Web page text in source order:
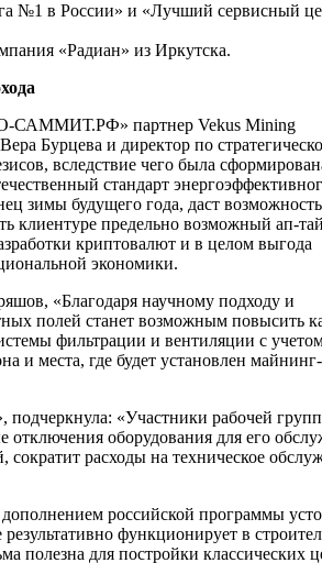
№1 в России» и «Лучший сервисный
«Радиан» из Иркутска.
САММИТ.РФ» партнер Vekus Mining
Бурцева и директор по
вследствие чего была
стандарт
зимы будущего года, даст возможность
клиентуре предельно возможный ап-
криптовалют и в целом выгода
экономики.
«Благодаря научному подходу и
полей станет возможным повысить
фильтрации и вентиляции с
и места, где будет установлен майнинг-
«Участники рабочей
отключения оборудования для его
расходы на техническое
российской программы
функционирует в
полезна для постройки классических